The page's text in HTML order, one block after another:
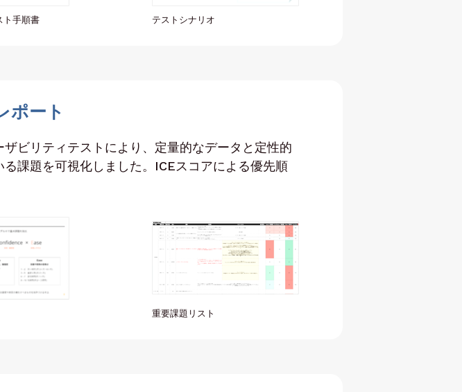
ト手順書 テストシナリオ
ート
ビリティテストにより、定量的なデータと定性的
課題を可視化しました。ICEスコアによる優先順
重要課題リスト